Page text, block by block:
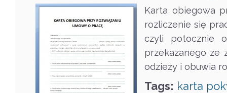
Karta obiegowa
rozliczenie się
czyli potocznie
przekazanego ze
odzieży i obuwia
Tags: karta